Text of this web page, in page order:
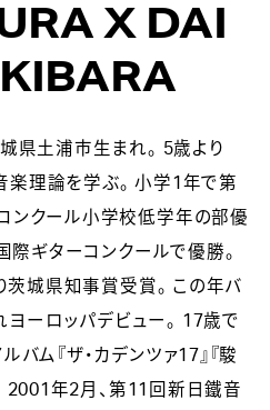
X DAI
土浦市生まれ。 5歳より
楽理論を学ぶ。 小学1年で第
ンクール小学校低学年の部優
際ギターコンクールで優勝。
城県知事賞受賞。 この年バ
ーロッパデビュー。 17歳で
バム『ザ・カデンツァ17』『駿
2001年2月、第11回新日鐵音